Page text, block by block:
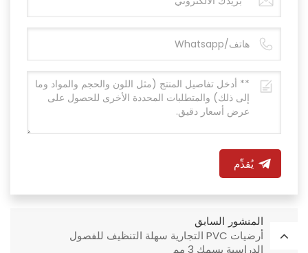
يُقدِّم
المنشور السابق
أرضيات PVC التجارية سهلة التنظيف للفصول
الدراسية بسمك 3 مم